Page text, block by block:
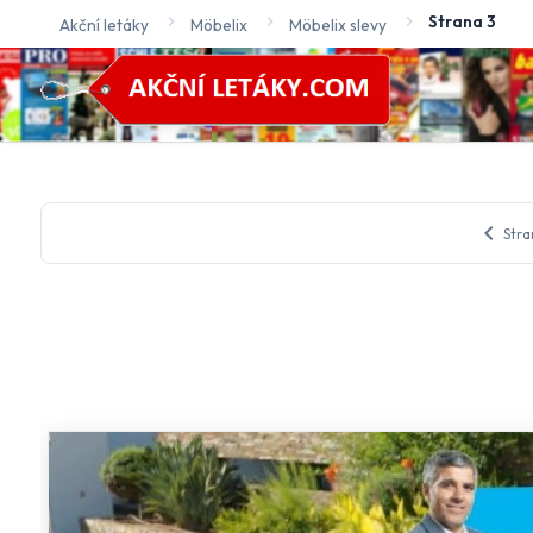
Akční letáky Möbelix Möbelix slevy Strana 3
chevron_left